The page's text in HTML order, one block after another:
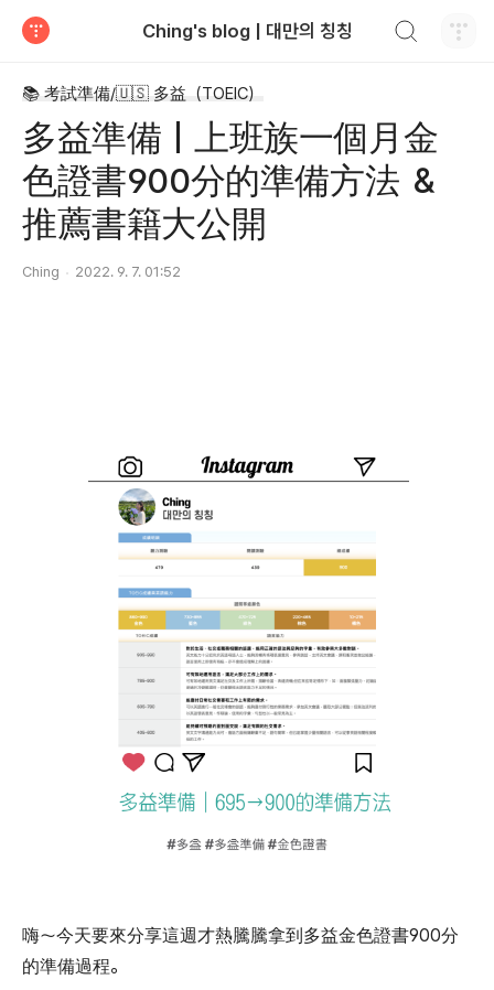
Ching's blog | 대만의 칭칭
📚 考試準備/🇺🇸 多益（TOEIC）
多益準備｜上班族一個月金
色證書900分的準備方法 ＆
推薦書籍大公開
Ching 2022. 9. 7. 01:52
嗨～今天要來分享這週才熱騰騰拿到多益金色證書900分
的準備過程。